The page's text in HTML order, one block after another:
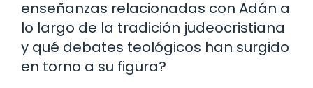
enseñanzas relacionadas con Adán a
lo largo de la tradición judeocristiana
y qué debates teológicos han surgido
en torno a su figura?